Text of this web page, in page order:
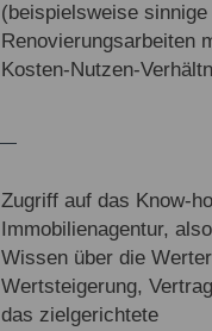
(beispielsweise sinnige
Renovierungsarbeiten
Kosten-Nutzen-
Zugriff auf das Know-
Immobilienagentur,
Wissen über die
Wertsteigerung,
das zielgerichtete